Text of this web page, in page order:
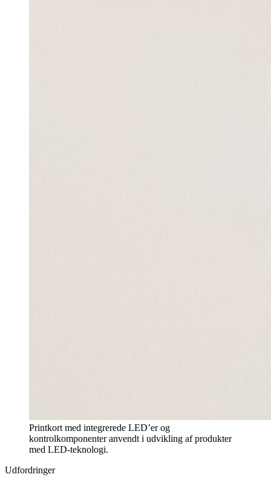
Printkort med integrerede LED’er og
kontrolkomponenter anvendt i udvikling af produkter
med LED-teknologi.
Udfordringer